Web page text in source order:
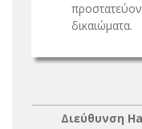
δικαιώματα.
Διεύθυνση